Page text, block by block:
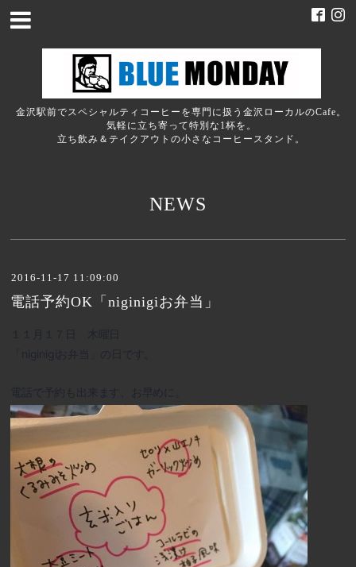
金沢駅前でスペシャルティコーヒーを専門に扱う金沢ローカルのCafe。
気軽に立ち寄って特別な1杯を。
立ち飲み＆テイクアウトの小さなコーヒースタンド。
NEWS
2016-11-17 11:09:00
電話予約OK「niginigiお弁当」